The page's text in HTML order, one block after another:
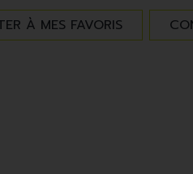
À MES FAVORIS